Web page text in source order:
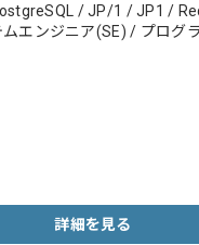
/ JP/1 / JP1 /
エンジニア(SE) / プログ
詳細を見る